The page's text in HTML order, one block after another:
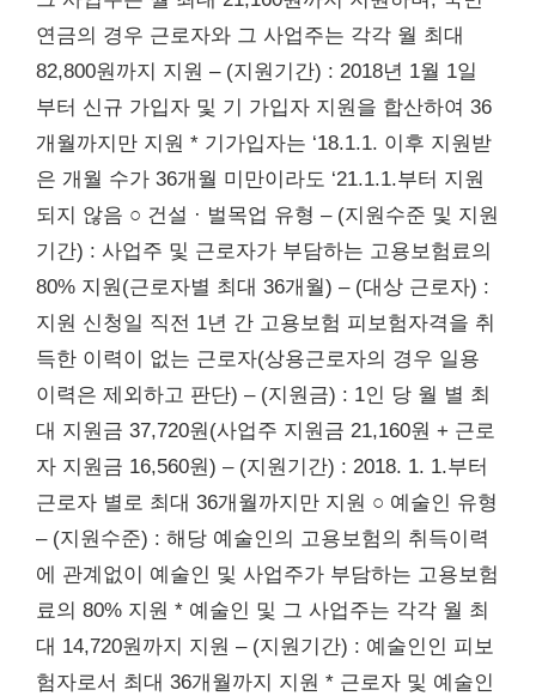
연금의 경우 근로자와 그 사업주는 각각 월 최대
82,800원까지 지원 – (지원기간) : 2018년 1월 1일
부터 신규 가입자 및 기 가입자 지원을 합산하여 36
개월까지만 지원 * 기가입자는 ‘18.1.1. 이후 지원받
은 개월 수가 36개월 미만이라도 ‘21.1.1.부터 지원
되지 않음 ○ 건설 · 벌목업 유형 – (지원수준 및 지원
기간) : 사업주 및 근로자가 부담하는 고용보험료의
80% 지원(근로자별 최대 36개월) – (대상 근로자) :
지원 신청일 직전 1년 간 고용보험 피보험자격을 취
득한 이력이 없는 근로자(상용근로자의 경우 일용
이력은 제외하고 판단) – (지원금) : 1인 당 월 별 최
대 지원금 37,720원(사업주 지원금 21,160원 + 근로
자 지원금 16,560원) – (지원기간) : 2018. 1. 1.부터
근로자 별로 최대 36개월까지만 지원 ○ 예술인 유형
– (지원수준) : 해당 예술인의 고용보험의 취득이력
에 관계없이 예술인 및 사업주가 부담하는 고용보험
료의 80% 지원 * 예술인 및 그 사업주는 각각 월 최
대 14,720원까지 지원 – (지원기간) : 예술인인 피보
험자로서 최대 36개월까지 지원 * 근로자 및 예술인